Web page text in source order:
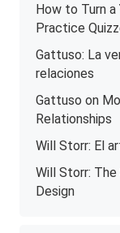
How to Turn a
Practice
Gattuso: La
relaciones
Gattuso on
Relationships
Will Storr: El
Will Storr:
Design